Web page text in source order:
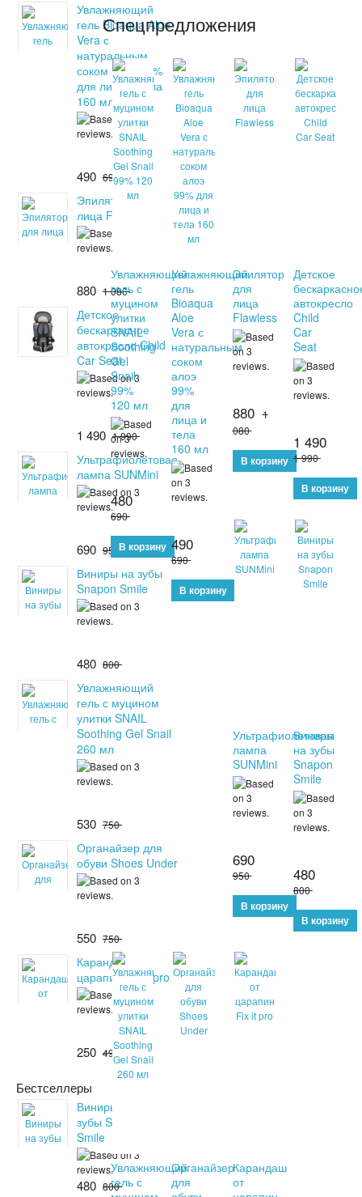
Увлажняющий
гель Bioaqua Aloe
Vera с
натуральным
соком алоэ 99%
для лица и тела
160 мл
490 690
Эпилятор для
лица Flawless
880 1 080
Детское
бескаркасное
автокресло Child
Car Seat
1 490 1 990
Ультрафиолетовая
лампа SUNMini
690 950
Виниры на зубы
Snapon Smile
480 800
Увлажняющий
гель с муцином
улитки SNAIL
Soothing Gel Snail
260 мл
530 750
Органайзер для
обуви Shoes Under
550 750
Карандаш от
царапин Fix it pro
250 490
Бестселлеры
Виниры на
зубы Snapon
Smile
480 800
Спецпредложения
Увлажняющий
гель с
муцином
улитки
SNAIL
Soothing
Gel
Snail
99%
120 мл
480
690
Увлажняющий
гель
Bioaqua
Aloe
Vera с
натуральным
соком
алоэ
99%
для
лица и
тела
160 мл
490
690
Эпилятор
для
лица
Flawless
880 1
080
Детское
автокресло
Child
Car
Seat
1 490
1 990
Ультрафиолетовая
лампа
SUNMini
690
950
Виниры
на зубы
Snapon
Smile
480
800
Увлажняющий
гель с
Органайзер
для
Карандаш
от